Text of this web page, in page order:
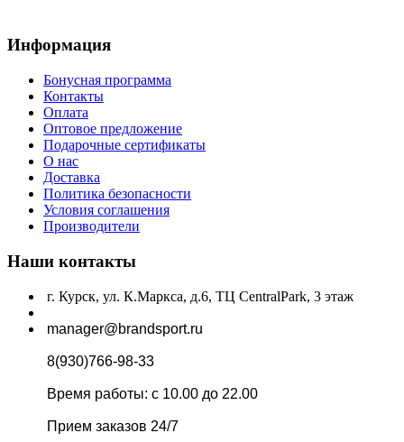
Информация
Бонусная программа
Контакты
Оплата
Оптовое предложение
Подарочные сертификаты
О нас
Доставка
Политика безопасности
Условия соглашения
Производители
Наши контакты
г. Курск, ул. К.Маркса, д.6, ТЦ CentralPark, 3 этаж
manager@brandsport.ru
8(930)766-98-33
Время работы: с 10.00 до 22.00
Прием заказов 24/7